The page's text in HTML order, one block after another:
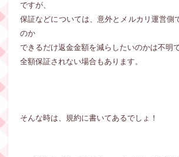
ですが、
保証などについては、意外とメルカリ運営側
のか
できるだけ返金金額を減らしたいのかは不明で
全額保証されない場合もあります。
そんな時は、規約に書いてあるでしょ！